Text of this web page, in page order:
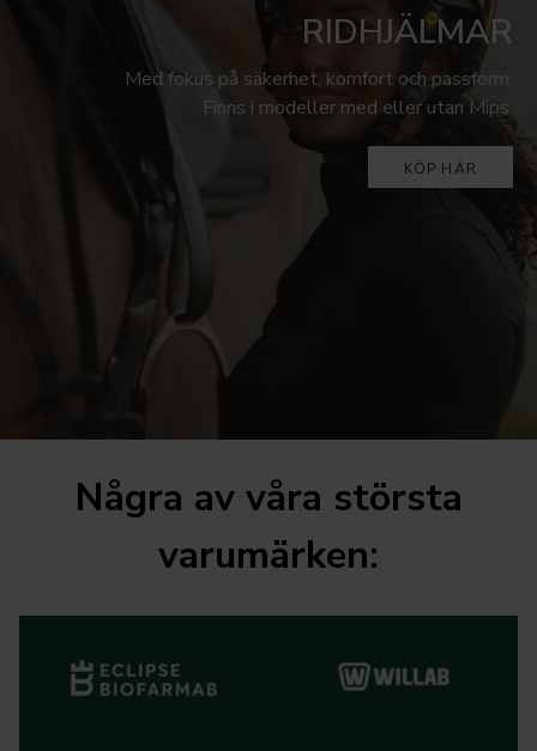
RIDHJÄLMAR
Med fokus på säkerhet, komfort och passform.
Finns i modeller med eller utan Mips.
KÖP HÄR
Några av våra största
varumärken: